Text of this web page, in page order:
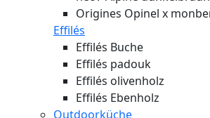
Origines Opinel x
Effilés
Effilés Buche
Effilés padouk
Effilés olivenholz
Effilés Ebenholz
Outdoorküche